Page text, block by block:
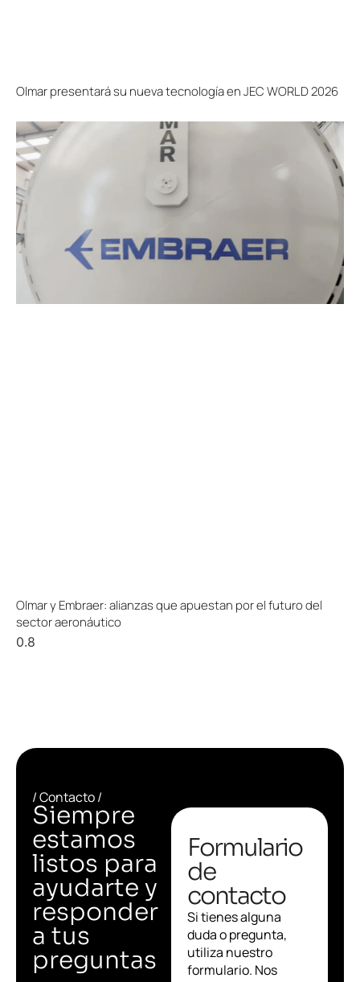
Olmar presentará su nueva tecnología en JEC WORLD 2026
Olmar y Embraer: alianzas que apuestan por el futuro del
sector aeronáutico
/ Contacto /
Siempre
estamos
listos para
ayudarte y
responder
a tus
preguntas
Formulario
de
contacto
Si tienes alguna
duda o pregunta,
utiliza nuestro
formulario. Nos